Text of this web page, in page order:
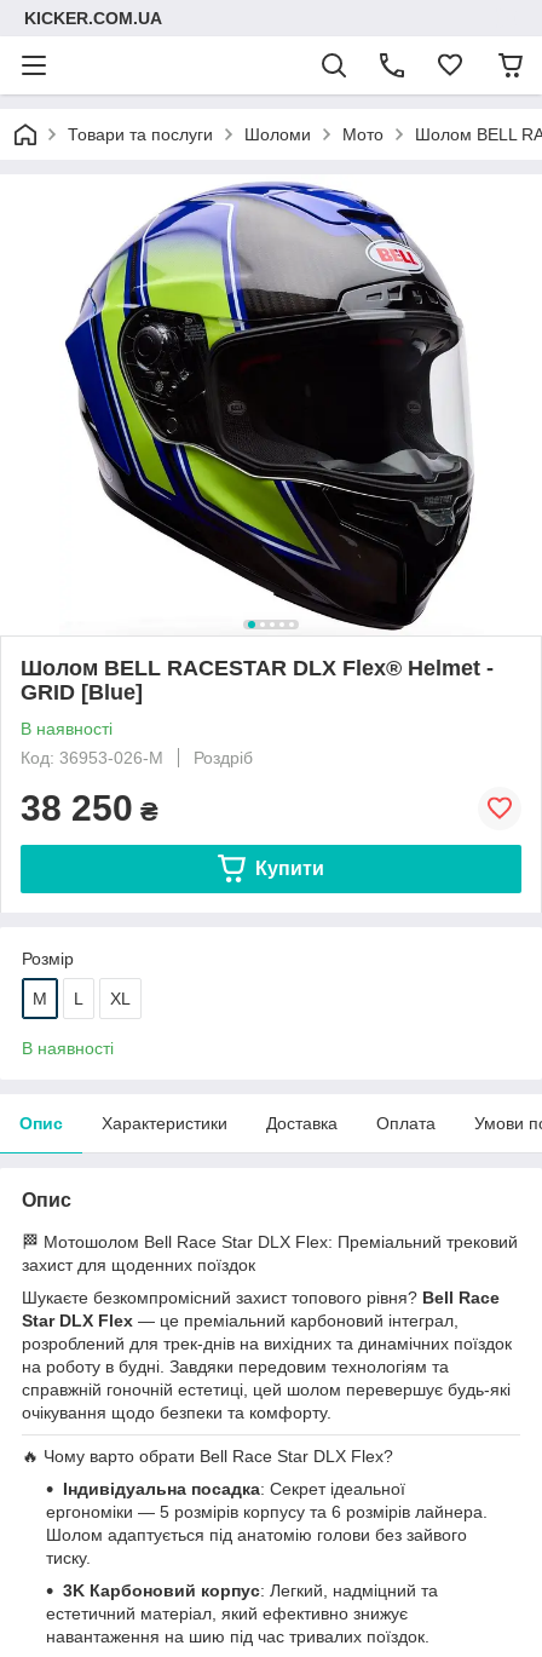
KICKER.COM.UA
Товари та послуги Шоломи Мото Шолом BELL
Шолом BELL RACESTAR DLX Flex® Helmet -
GRID [Blue]
В наявності
Код: 36953-026-M
Роздріб
38 250 ₴
Купити
Розмір
M L XL
В наявності
Опис Характеристики Доставка Оплата Умови
Опис
🏁 Мотошолом Bell Race Star DLX Flex: Преміальний трековий
захист для щоденних поїздок
Шукаєте безкомпромісний захист топового рівня? Bell Race
Star DLX Flex — це преміальний карбоновий інтеграл,
розроблений для трек-днів на вихідних та динамічних поїздок
на роботу в будні. Завдяки передовим технологіям та
справжній гоночній естетиці, цей шолом перевершує будь-які
очікування щодо безпеки та комфорту.
🔥 Чому варто обрати Bell Race Star DLX Flex?
Індивідуальна посадка: Секрет ідеальної
ергономіки — 5 розмірів корпусу та 6 розмірів лайнера.
Шолом адаптується під анатомію голови без зайвого
тиску.
3K Карбоновий корпус: Легкий, надміцний та
естетичний матеріал, який ефективно знижує
навантаження на шию під час тривалих поїздок.